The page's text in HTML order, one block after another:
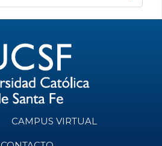
CAMPUS VIRTUAL